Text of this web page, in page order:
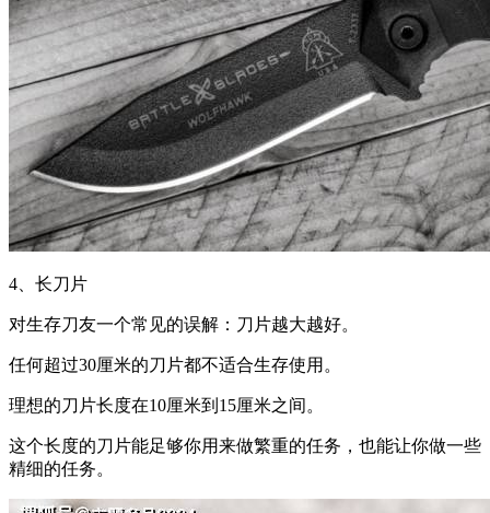
4、长刀片
对生存刀友一个常见的误解：刀片越大越好。
任何超过30厘米的刀片都不适合生存使用。
理想的刀片长度在10厘米到15厘米之间。
这个长度的刀片能足够你用来做繁重的任务，也能让你做一些
精细的任务。